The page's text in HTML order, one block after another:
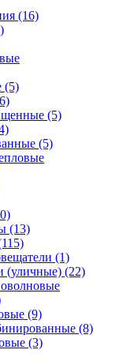
(16)
(5)
(5)
(5)
(13)
(1)
(уличные) (22)
(9)
(8)
(3)